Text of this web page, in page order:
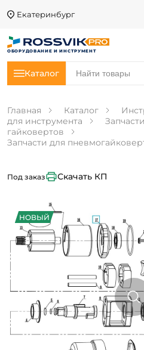
Екатеринбург
ОБОРУДОВАНИЕ И ИНСТРУМЕНТ
Каталог
Главная Каталог
для инструмента
гайковертов
Запчасти для
НОВЫЙ
Под заказ Скачать КП